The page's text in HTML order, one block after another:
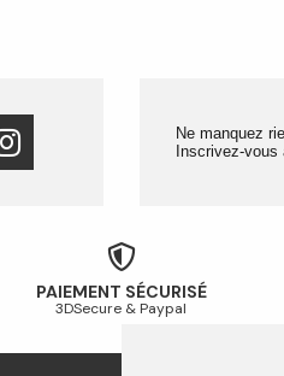
Ne manquez
Inscrivez-vous
PAIEMENT SÉCURISÉ
3DSecure & Paypal